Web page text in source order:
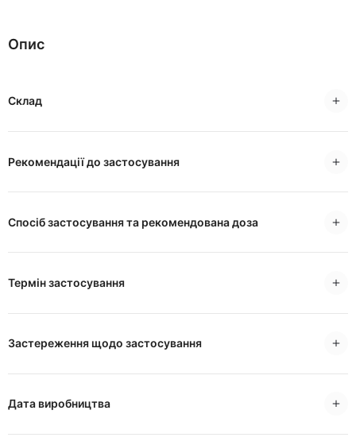
Опис
Склад
Рекомендації до застосування
Спосіб застосування та рекомендована доза
Термін застосування
Застереження щодо застосування
Дата виробництва